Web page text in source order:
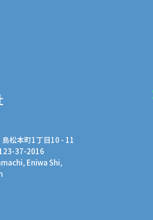
松本町1丁目10 - 11
37-2016
Eniwa Shi,